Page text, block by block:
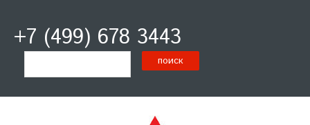
+7 (499) 678 3443